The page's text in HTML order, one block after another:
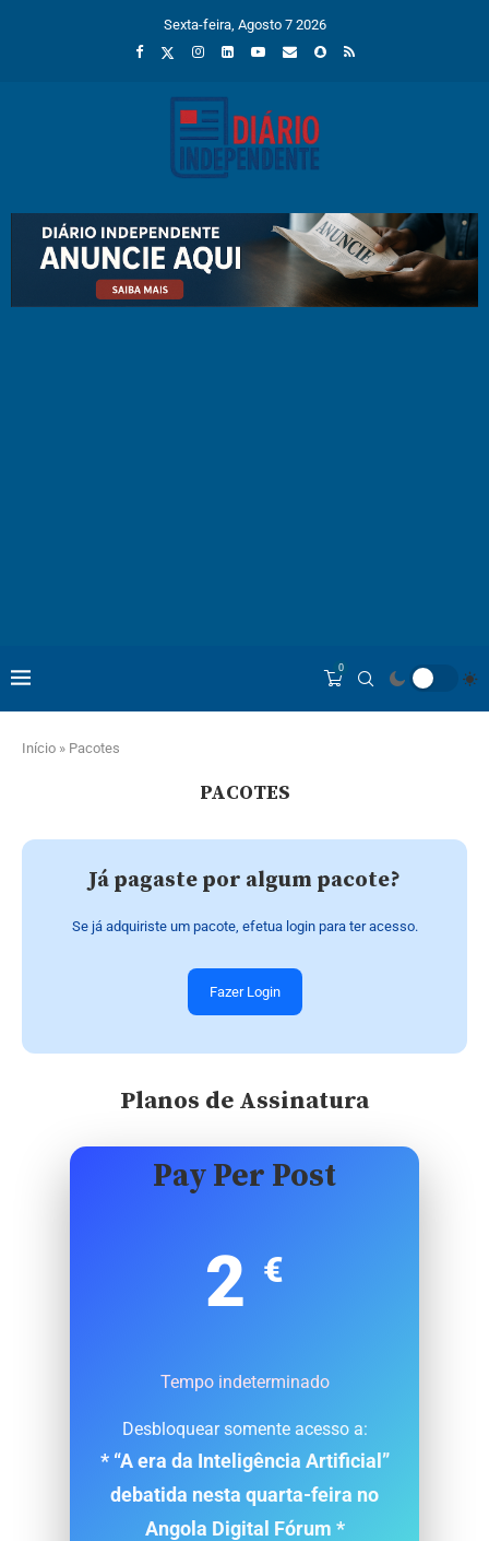
Sexta-feira, Agosto 7 2026
0
Início » Pacotes
PACOTES
Já pagaste por algum pacote?
Se já adquiriste um pacote, efetua login para ter acesso.
Fazer Login
Planos de Assinatura
Pay Per Post
2 €
Tempo indeterminado
Desbloquear somente acesso a:
* “A era da Inteligência Artificial”
debatida nesta quarta-feira no
Angola Digital Fórum *